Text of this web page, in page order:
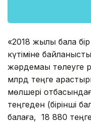
«2018 жылы бала
күтiмiне
жәрдемақы төлеуге
млрд теңге
мөлшері
теңгеден (бірінші
балаға, 18 880